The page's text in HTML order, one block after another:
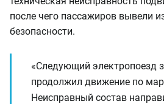
после чего пассажиров вывели
безопасности.
«Следующий электропоезд
продолжил движение по
Неисправный состав